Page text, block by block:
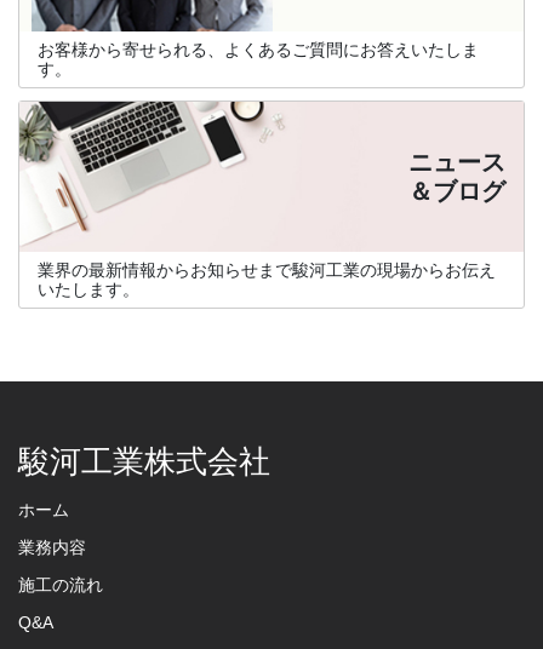
お客様から寄せられる、よくあるご質問にお答えいたしま
す。
ニュース
＆ブログ
業界の最新情報からお知らせまで駿河工業の現場からお伝え
いたします。
駿河工業株式会社
ホーム
業務内容
施工の流れ
Q&A